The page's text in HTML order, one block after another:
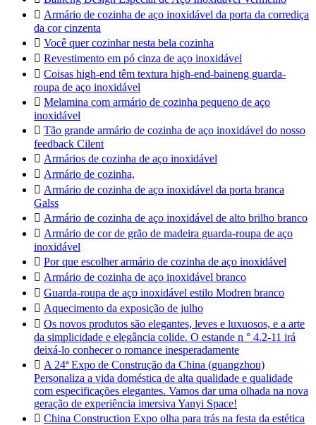
 Armário de cozinha de aço inoxidável da porta da corrediça
da cor cinzenta
 Você quer cozinhar nesta bela cozinha
 Revestimento em pó cinza de aço inoxidável
 Coisas high-end têm textura high-end-baineng guarda-
roupa de aço inoxidável
 Melamina com armário de cozinha pequeno de aço
inoxidável
 Tão grande armário de cozinha de aço inoxidável do nosso
feedback Cilent
 Armários de cozinha de aço inoxidável
 Armário de cozinha,
 Armário de cozinha de aço inoxidável da porta branca
Galss
 Armário de cozinha de aço inoxidável de alto brilho branco
 Armário de cor de grão de madeira guarda-roupa de aço
inoxidável
 Por que escolher armário de cozinha de aço inoxidável
 Armário de cozinha de aço inoxidável branco
 Guarda-roupa de aço inoxidável estilo Modren branco
 Aquecimento da exposição de julho
 Os novos produtos são elegantes, leves e luxuosos, e a arte
da simplicidade e elegância colide. O estande n ° 4.2-11 irá
deixá-lo conhecer o romance inesperadamente
 A 24ª Expo de Construção da China (guangzhou)
Personaliza a vida doméstica de alta qualidade e qualidade
com especificações elegantes. Vamos dar uma olhada na nova
geração de experiência imersiva Yanyi Space!
 China Construction Expo olha para trás na festa da estética